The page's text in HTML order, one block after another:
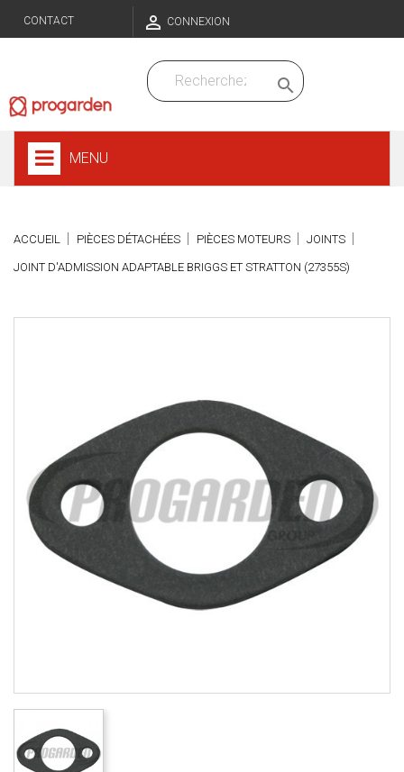
CONTACT  CONNEXION

MENU
ACCUEIL PIÈCES DÉTACHÉES PIÈCES MOTEURS JOINTS
JOINT D'ADMISSION ADAPTABLE BRIGGS ET STRATTON (27355S)